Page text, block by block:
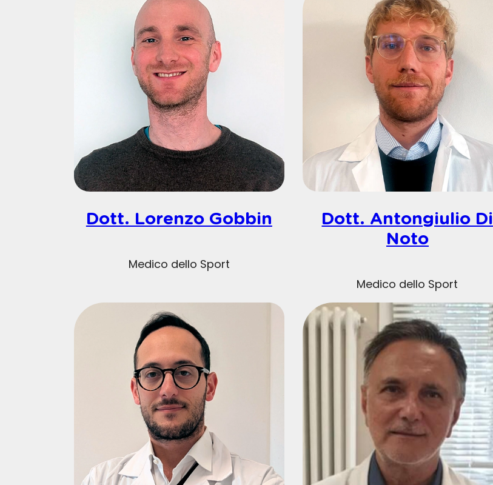
Dott. Lorenzo Gobbin
Medico dello Sport
Dott. Antongiulio Di
Noto
Medico dello Sport